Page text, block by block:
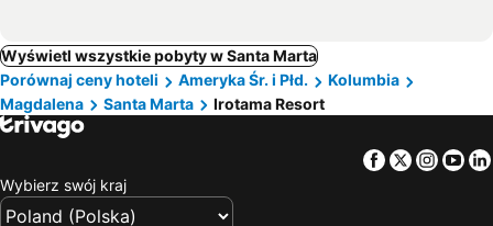
Wyświetl wszystkie pobyty w Santa Marta
Porównaj ceny hoteli
Ameryka Śr. i Płd.
Kolumbia
Magdalena
Santa Marta Irotama Resort
Facebook
Twitter
Wybierz swój kraj